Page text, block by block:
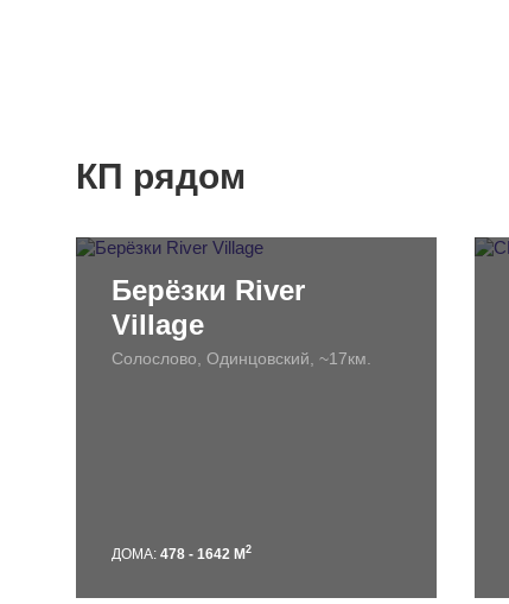
КП рядом
Берёзки River
Village
Солослово, Одинцовский, ~17км.
ДОМА: 478 - 1642 М 2